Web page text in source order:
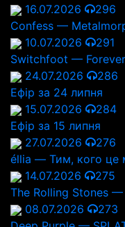
16.07.2026
296
Confess —
10.07.2026
291
Switchfoot —
24.07.2026
286
Ефір за 24 липня
15.07.2026
284
Ефір за 15 липня
27.07.2026
276
éllia — Тим, кого це
14.07.2026
275
The Rolling Stones
08.07.2026
273